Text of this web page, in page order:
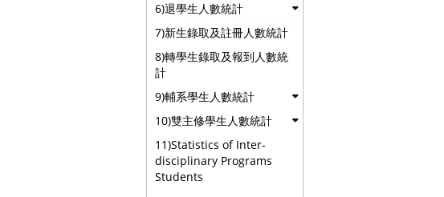
6)退學生人數統計
7)新生錄取及註冊人數統計
8)轉學生錄取及報到人數統
計
9)輔系學生人數統計
10)雙主修學生人數統計
11)Statistics of Inter-
disciplinary Programs
Students